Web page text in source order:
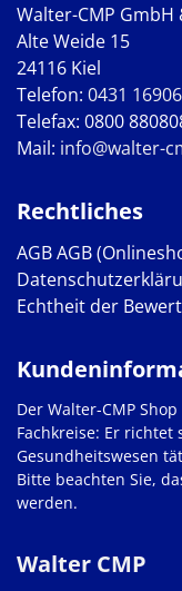
Walter-CMP GmbH
Alte Weide 15
24116 Kiel
Telefon: 0431
Telefax: 0800
Mail: info@walter-
Rechtliches
AGBAGB
Echtheit der
Walter CMP
Der Walter-CMP
Fachkreise: Er
Gesundheitswesen
Bitte beachten Sie,
werden.